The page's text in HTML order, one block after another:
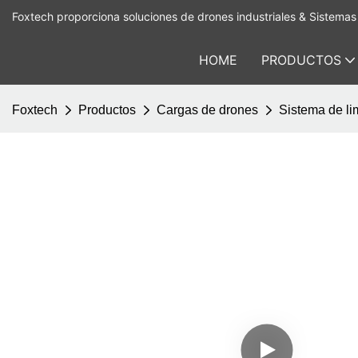
Foxtech proporciona soluciones de drones industriales &
HOME PRODUCTOS
Foxtech Productos Cargas de drones Sistema de